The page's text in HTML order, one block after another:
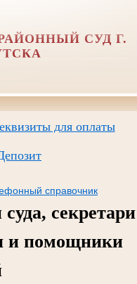
СУД Г.
для оплаты
справочник
секретари
и помощники